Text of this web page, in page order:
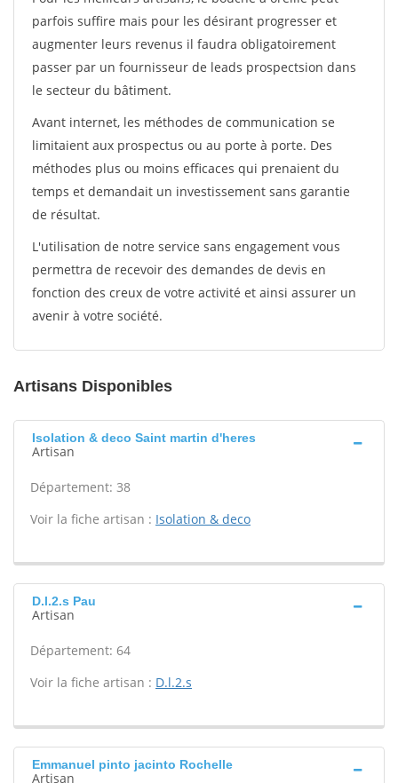
parfois suffire mais pour les désirant progresser et
augmenter leurs revenus il faudra obligatoirement
passer par un fournisseur de leads prospectsion dans
le secteur du bâtiment.
Avant internet, les méthodes de communication se
limitaient aux prospectus ou au porte à porte. Des
méthodes plus ou moins efficaces qui prenaient du
temps et demandait un investissement sans garantie
de résultat.
L'utilisation de notre service sans engagement vous
permettra de recevoir des demandes de devis en
fonction des creux de votre activité et ainsi assurer un
avenir à votre société.
Artisans Disponibles
Isolation & deco Saint martin d'heres
Artisan
Département: 38
Voir la fiche artisan : Isolation & deco
D.l.2.s Pau
Artisan
Département: 64
Voir la fiche artisan : D.l.2.s
Emmanuel pinto jacinto Rochelle
Artisan